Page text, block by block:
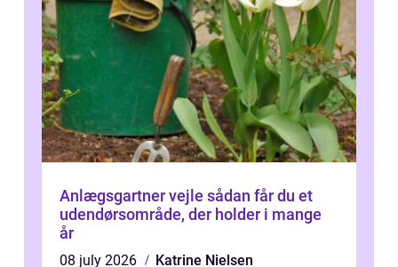
Anlægsgartner vejle sådan får du et
udendørsområde, der holder i mange
år
08 july 2026
Katrine Nielsen